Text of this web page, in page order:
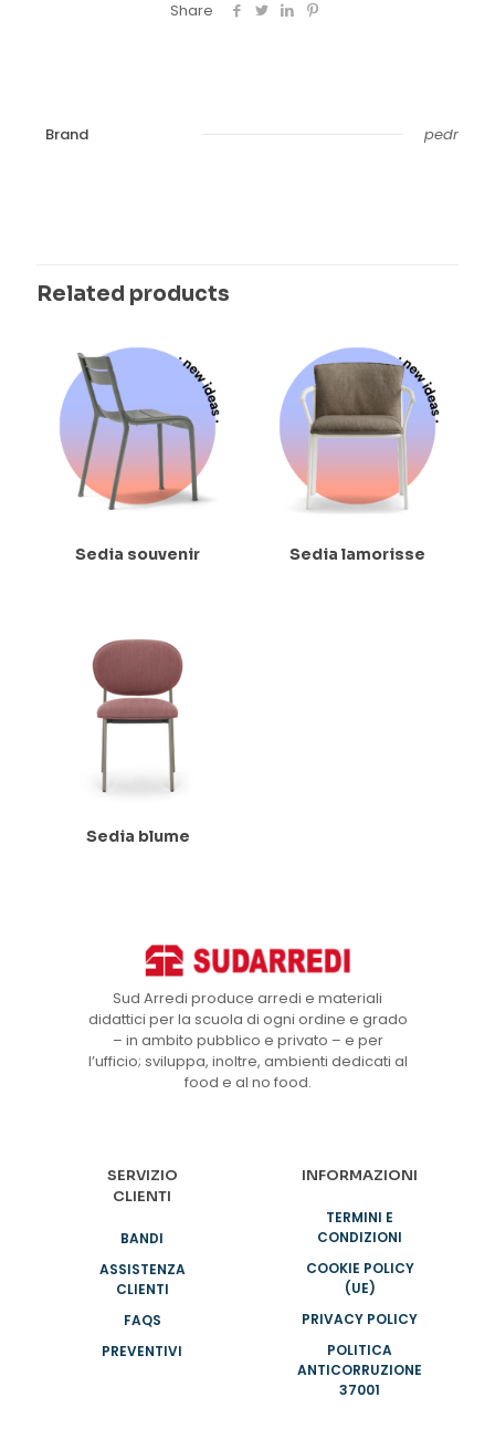
Share
Brand pedr
Related products
Sedia souvenir Sedia lamorisse
Sedia blume
Sud Arredi produce arredi e materiali
didattici per la scuola di ogni ordine e grado
– in ambito pubblico e privato – e per
l’ufficio; sviluppa, inoltre, ambienti dedicati al
food e al no food.
SERVIZIO
CLIENTI
BANDI
ASSISTENZA
CLIENTI
FAQS
PREVENTIVI
INFORMAZIONI
TERMINI E
CONDIZIONI
COOKIE POLICY
(UE)
PRIVACY POLICY
POLITICA
ANTICORRUZIONE
37001